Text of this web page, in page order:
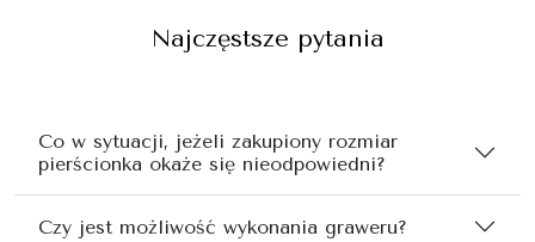
Najczęstsze pytania
Co w sytuacji, jeżeli zakupiony rozmiar
pierścionka okaże się nieodpowiedni?
Czy jest możliwość wykonania graweru?